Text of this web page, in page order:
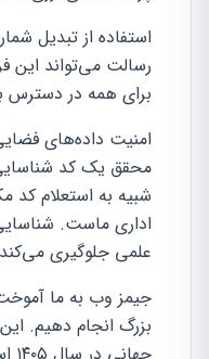
استفاده از تبدیل
رسالت می‌تواند این
برای همه در دسترس
امنیت داده‌های
محقق یک کد
شبیه به استعلام کد
اداری ماست.
علمی جلوگیری
جیمز وب به ما
بزرگ انجام دهیم.